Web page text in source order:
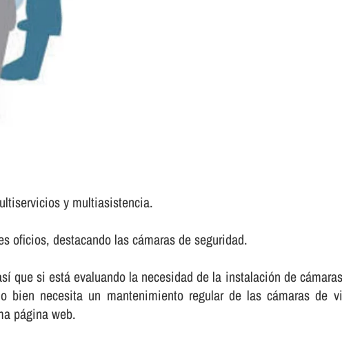
y multiasistencia.
oficios, destacando las cámaras de seguridad.
que si está evaluando la necesidad de la instalación de
bien necesita un mantenimiento regular de las cámaras de
página web.